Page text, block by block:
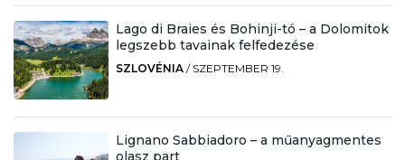
Lago di Braies és Bohinji-tó – a Dolomitok
legszebb tavainak felfedezése
SZLOVÉNIA / SZEPTEMBER 19.
Lignano Sabbiadoro – a műanyagmentes
olasz part